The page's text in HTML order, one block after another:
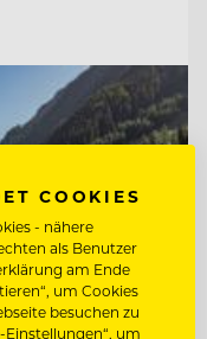
COOKIES
- nähere
als Benutzer
am Ende
um Cookies
besuchen zu
Einstellungen“, um